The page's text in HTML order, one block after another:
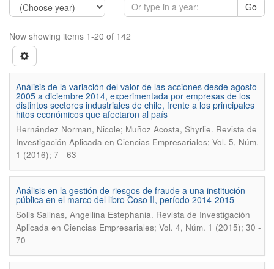
Go
Now showing items 1-20 of 142
Análisis de la variación del valor de las acciones desde agosto
2005 a diciembre 2014, experimentada por empresas de los
distintos sectores industriales de chile, frente a los principales
hitos económicos que afectaron al país
Hernández Norman, Nicole; Muñoz Acosta, Shyrlie. Revista de
Investigación Aplicada en Ciencias Empresariales; Vol. 5, Núm.
1 (2016); 7 - 63
Análisis en la gestión de riesgos de fraude a una institución
pública en el marco del libro Coso II, período 2014-2015
Solis Salinas, Angellina Estephania. Revista de Investigación
Aplicada en Ciencias Empresariales; Vol. 4, Núm. 1 (2015); 30 -
70